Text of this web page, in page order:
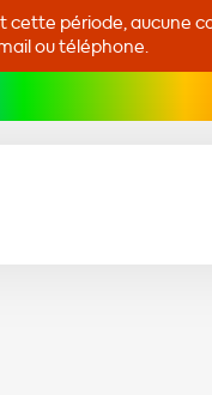
cette période,
ou téléphone.